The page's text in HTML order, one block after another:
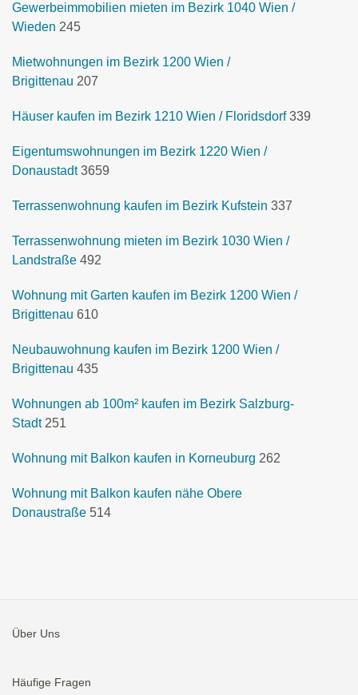
Gewerbeimmobilien mieten im Bezirk 1040 Wien /
Wieden 245
Mietwohnungen im Bezirk 1200 Wien /
Brigittenau 207
Häuser kaufen im Bezirk 1210 Wien / Floridsdorf 339
Eigentumswohnungen im Bezirk 1220 Wien /
Donaustadt 3659
Terrassenwohnung kaufen im Bezirk Kufstein 337
Terrassenwohnung mieten im Bezirk 1030 Wien /
Landstraße 492
Wohnung mit Garten kaufen im Bezirk 1200 Wien /
Brigittenau 610
Neubauwohnung kaufen im Bezirk 1200 Wien /
Brigittenau 435
Wohnungen ab 100m² kaufen im Bezirk Salzburg-
Stadt 251
Wohnung mit Balkon kaufen in Korneuburg 262
Wohnung mit Balkon kaufen nähe Obere
Donaustraße 514
Über Uns
Häufige Fragen